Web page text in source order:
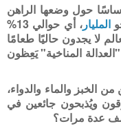
حول وضعها الراهن
المليار
، أي حوالي 13%
لا يجدون حاليًا طعامًا
المناخية" يَعِظون
الخبز والماء والدواء،
ويُذبحون جائعين في
عدة مرات؟